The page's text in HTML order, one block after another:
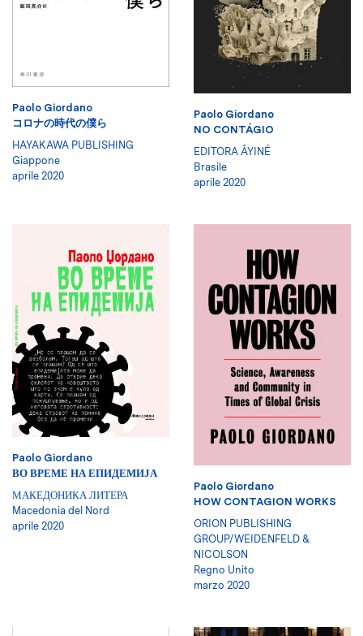
Paolo Giordano
コロナの時代の僕ら
HAYAKAWA PUBLISHING
Giappone
aprile 2020
Paolo Giordano
NO CONTÁGIO
EDITORA ÂYINÉ
Brasile
aprile 2020
Paolo Giordano
ВО ВРЕМЕ НА ЕПИДЕМИЈА
МАКЕДОНИКА ЛИТЕРА
Macedonia del Nord
aprile 2020
Paolo Giordano
HOW CONTAGION WORKS
ORION PUBLISHING
GROUP/WEIDENFELD &
NICOLSON
Regno Unito
marzo 2020